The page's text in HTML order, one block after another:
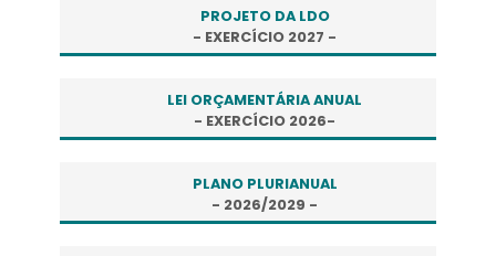
PROJETO DA LDO
- EXERCÍCIO 2027 -
LEI ORÇAMENTÁRIA ANUAL
- EXERCÍCIO 2026-
PLANO PLURIANUAL
- 2026/2029 -